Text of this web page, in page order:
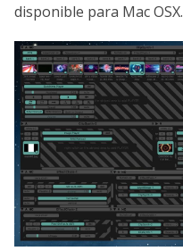
disponible para Mac OSX.